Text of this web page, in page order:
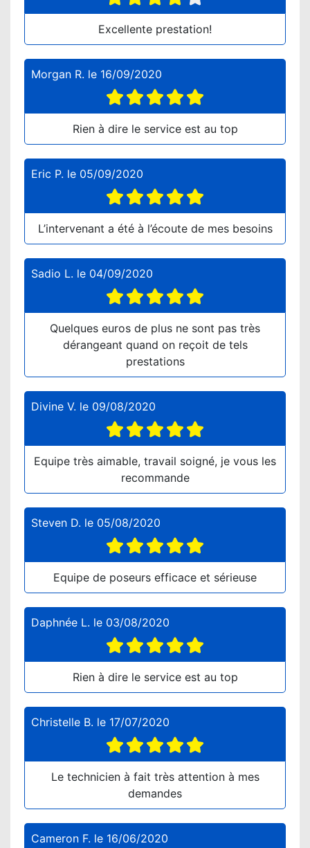
Excellente prestation!
Morgan R. le 16/09/2020
Rien à dire le service est au top
Eric P. le 05/09/2020
L’intervenant a été à l’écoute de mes besoins
Sadio L. le 04/09/2020
Quelques euros de plus ne sont pas très
dérangeant quand on reçoit de tels
prestations
Divine V. le 09/08/2020
Equipe très aimable, travail soigné, je vous les
recommande
Steven D. le 05/08/2020
Equipe de poseurs efficace et sérieuse
Daphnée L. le 03/08/2020
Rien à dire le service est au top
Christelle B. le 17/07/2020
Le technicien à fait très attention à mes
demandes
Cameron F. le 16/06/2020